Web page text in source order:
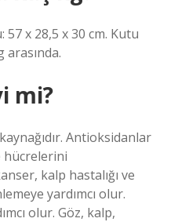
x 28,5 x 30 cm. Kutu
arasında.
mi?
Antioksidanlar
hücrelerini
kalp hastalığı ve
yardımcı olur.
olur. Göz, kalp,